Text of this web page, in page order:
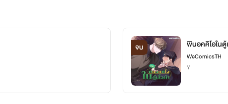
จบ พินอคคิโอในตู้
WeComicsTH
Y